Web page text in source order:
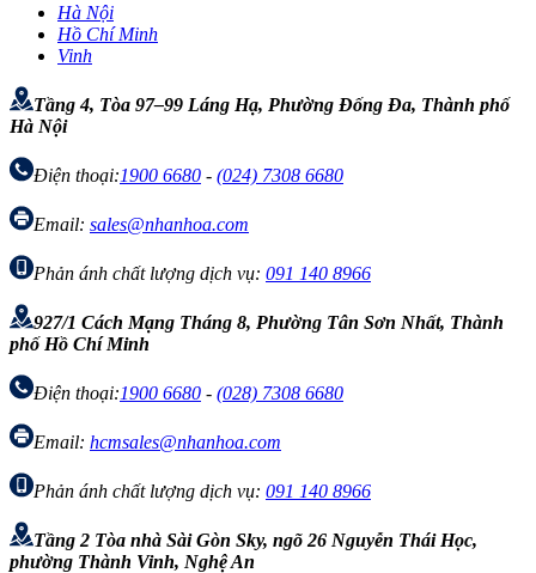
Hà Nội
Hồ Chí Minh
Vinh
Tầng 4, Tòa 97–99 Láng Hạ, Phường Đống Đa, Thành phố
Hà Nội
Điện thoại:1900 6680 - (024) 7308 6680
Email: sales@nhanhoa.com
Phản ánh chất lượng dịch vụ: 091 140 8966
927/1 Cách Mạng Tháng 8, Phường Tân Sơn Nhất, Thành
phố Hồ Chí Minh
Điện thoại:1900 6680 - (028) 7308 6680
Email: hcmsales@nhanhoa.com
Phản ánh chất lượng dịch vụ: 091 140 8966
Tầng 2 Tòa nhà Sài Gòn Sky, ngõ 26 Nguyễn Thái Học,
phường Thành Vinh, Nghệ An